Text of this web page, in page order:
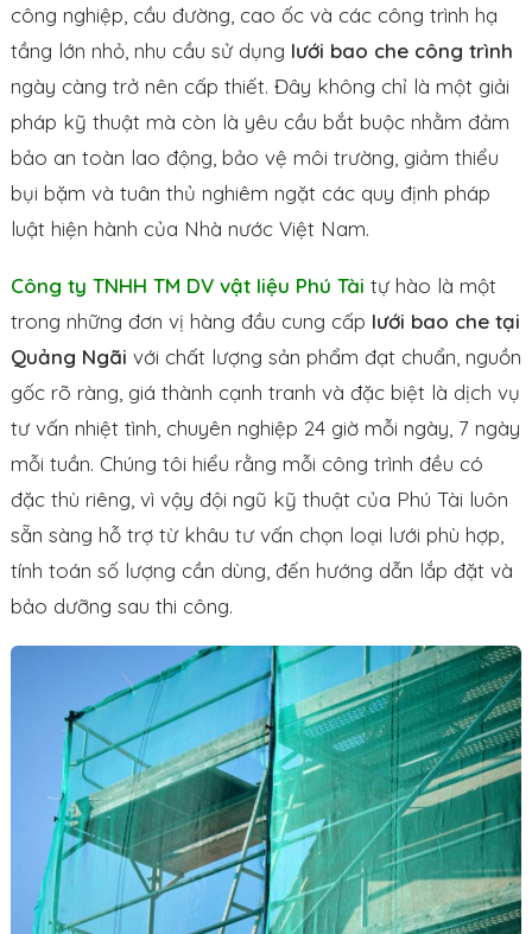
công nghiệp, cầu đường, cao ốc và các công trình hạ
tầng lớn nhỏ, nhu cầu sử dụng lưới bao che công trình
ngày càng trở nên cấp thiết. Đây không chỉ là một giải
pháp kỹ thuật mà còn là yêu cầu bắt buộc nhằm đảm
bảo an toàn lao động, bảo vệ môi trường, giảm thiểu
bụi bặm và tuân thủ nghiêm ngặt các quy định pháp
luật hiện hành của Nhà nước Việt Nam.
Công ty TNHH TM DV vật liệu Phú Tài tự hào là một
trong những đơn vị hàng đầu cung cấp lưới bao che tại
Quảng Ngãi với chất lượng sản phẩm đạt chuẩn, nguồn
gốc rõ ràng, giá thành cạnh tranh và đặc biệt là dịch vụ
tư vấn nhiệt tình, chuyên nghiệp 24 giờ mỗi ngày, 7 ngày
mỗi tuần. Chúng tôi hiểu rằng mỗi công trình đều có
đặc thù riêng, vì vậy đội ngũ kỹ thuật của Phú Tài luôn
sẵn sàng hỗ trợ từ khâu tư vấn chọn loại lưới phù hợp,
tính toán số lượng cần dùng, đến hướng dẫn lắp đặt và
bảo dưỡng sau thi công.